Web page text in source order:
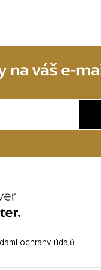
na váš e-
ochrany údajů.